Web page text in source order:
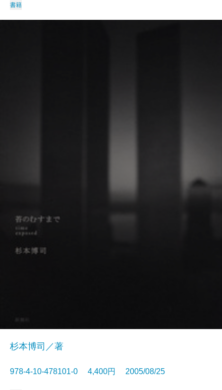
書籍
杉本博司／著
978-4-10-478101-0 4,400円 2005/08/25